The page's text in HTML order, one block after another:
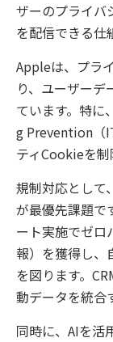
ザーのプライバ
を配信できる仕
Appleは、プラ
り、ユーザーデ
ています。特
g Prevention（
ティCookieを制
規制対応として
が最優先課題で
ート実施でゼロ
報）を獲得し、
を図ります。
動データを統合
同時に、AIを活